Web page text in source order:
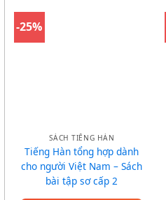
-25%
SÁCH TIẾNG HÀN
Tiếng Hàn tổng hợp dành
cho người Việt Nam – Sách
bài tập sơ cấp 2